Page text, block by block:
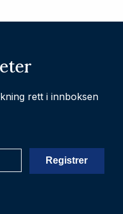
rett i innboksen